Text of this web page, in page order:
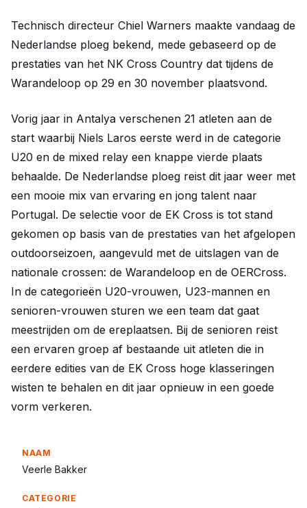
Technisch directeur Chiel Warners maakte vandaag de
Nederlandse ploeg bekend, mede gebaseerd op de
prestaties van het NK Cross Country dat tijdens de
Warandeloop op 29 en 30 november plaatsvond.
Vorig jaar in Antalya verschenen 21 atleten aan de
start waarbij Niels Laros eerste werd in de categorie
U20 en de mixed relay een knappe vierde plaats
behaalde. De Nederlandse ploeg reist dit jaar weer met
een mooie mix van ervaring en jong talent naar
Portugal. De selectie voor de EK Cross is tot stand
gekomen op basis van de prestaties van het afgelopen
outdoorseizoen, aangevuld met de uitslagen van de
nationale crossen: de Warandeloop en de OERCross.
In de categorieën U20-vrouwen, U23-mannen en
senioren-vrouwen sturen we een team dat gaat
meestrijden om de ereplaatsen. Bij de senioren reist
een ervaren groep af bestaande uit atleten die in
eerdere edities van de EK Cross hoge klasseringen
wisten te behalen en dit jaar opnieuw in een goede
vorm verkeren.
Veerle Bakker